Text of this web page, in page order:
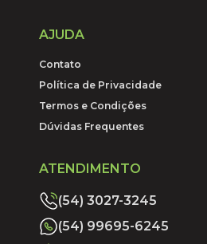
AJUDA
Contato
Política de Privacidade
Termos e Condições
Dúvidas Frequentes
ATENDIMENTO
(54) 3027-3245
(54) 99695-6245